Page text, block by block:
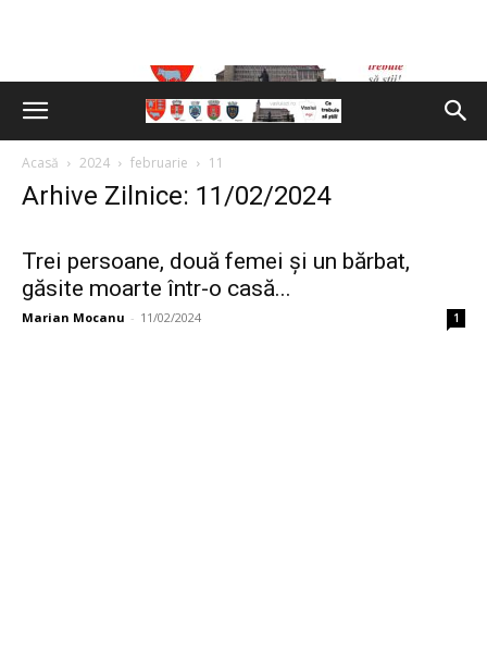
Acasă 2024 februarie 11
Arhive Zilnice: 11/02/2024
Trei persoane, două femei și un bărbat,
găsite moarte într-o casă...
Marian Mocanu - 11/02/2024 1